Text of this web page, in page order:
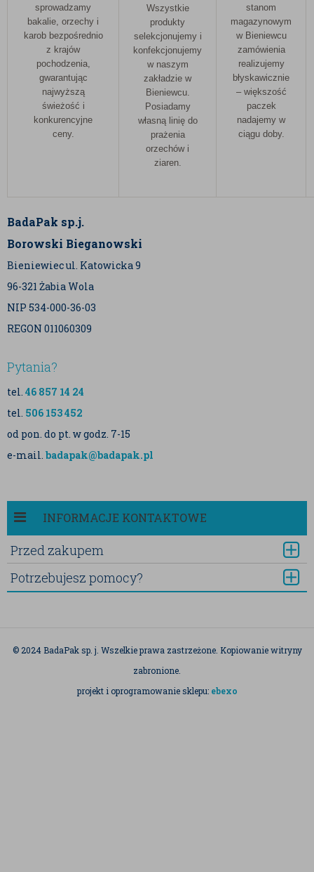
sprowadzamy
bakalie, orzechy i
karob bezpośrednio
z krajów
pochodzenia,
gwarantując
najwyższą
świeżość i
konkurencyjne
ceny.
Wszystkie
produkty
selekcjonujemy i
konfekcjonujemy
w naszym
zakładzie w
Bieniewcu.
Posiadamy
własną linię do
prażenia
orzechów i
ziaren.
stanom
magazynowym
w Bieniewcu
zamówienia
realizujemy
błyskawicznie
– większość
paczek
nadajemy w
ciągu doby.
BadaPak sp.j.
Borowski Bieganowski
Bieniewiec ul. Katowicka 9
96-321 Żabia Wola
NIP 534-000-36-03
REGON 011060309
Pytania?
tel. 46 857 14 24
tel. 506 153 452
od pon. do pt. w godz. 7-15
e-mail. badapak@badapak.pl
INFORMACJE KONTAKTOWE
Przed zakupem
Potrzebujesz pomocy?
© 2024 BadaPak sp. j. Wszelkie prawa zastrzeżone. Kopiowanie witryny
zabronione.
projekt i oprogramowanie sklepu: ebexo